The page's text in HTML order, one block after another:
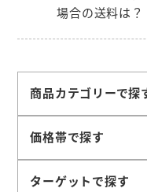
場合の送料は？
商品カテゴリーで探
価格帯で探す
ターゲットで探す